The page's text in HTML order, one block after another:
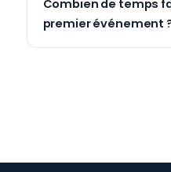
Combien de temps
premier événement